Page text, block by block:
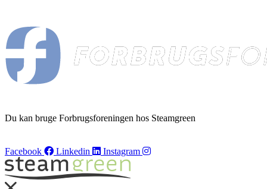
Du kan bruge Forbrugsforeningen hos Steamgreen
Facebook Linkedin Instagram